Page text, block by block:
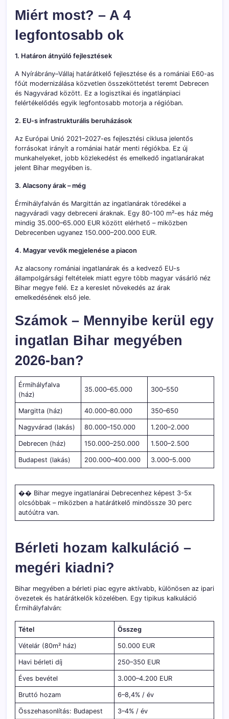
Miért most? – A 4
legfontosabb ok
1. Határon átnyúló fejlesztések
A Nyírábrány–Vállaj határátkelő fejlesztése és a romániai E60-as
főút modernizálása közvetlen összeköttetést teremt Debrecen
és Nagyvárad között. Ez a logisztikai és ingatlánpiaci
felértékelődés egyik legfontosabb motorja a régióban.
2. EU-s infrastrukturális beruházások
Az Európai Unió 2021–2027-es fejlesztési ciklusa jelentős
forrásokat irányít a romániai határ menti régiókba. Ez új
munkahelyeket, jobb közlekedést és emelkedő ingatlanárakat
jelent Bihar megyében is.
3. Alacsony árak – még
Érmihályfalván és Margittán az ingatlanárak töredékei a
nagyváradi vagy debreceni áraknak. Egy 80-100 m²-es ház még
mindig 35.000–65.000 EUR között elérhető – miközben
Debrecenben ugyanez 150.000–200.000 EUR.
4. Magyar vevők megjelenése a piacon
Az alacsony romániai ingatlanárak és a kedvező EU-s
állampolgársági feltételek miatt egyre több magyar vásárló néz
Bihar megye felé. Ez a kereslet növekedés az árak
emelkedésének első jele.
Számok – Mennyibe kerül egy
ingatlan Bihar megyében
2026-ban?
Érmihályfalva
(ház)
35.000–65.000 300–550
Margitta (ház) 40.000–80.000 350–650
Nagyvárad (lakás) 80.000–150.000 1.200–2.000
Debrecen (ház) 150.000–250.000 1.500–2.500
Budapest (lakás) 200.000–400.000 3.000–5.000
�� Bihar megye ingatlanárai Debrecenhez képest 3-5x
olcsóbbak – miközben a határátkelő mindössze 30 perc
autóútra van.
Bérleti hozam kalkuláció –
megéri kiadni?
Bihar megyében a bérleti piac egyre aktívabb, különösen az ipari
övezetek és határátkelők közelében. Egy tipikus kalkuláció
Érmihályfalván:
Tétel Összeg
Vételár (80m² ház) 50.000 EUR
Havi bérleti díj 250–350 EUR
Éves bevétel 3.000–4.200 EUR
Bruttó hozam 6–8,4% / év
Összehasonlítás: Budapest 3–4% / év